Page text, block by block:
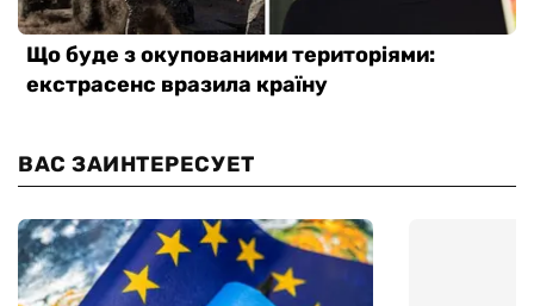
ВАС ЗАИНТЕРЕСУЕТ